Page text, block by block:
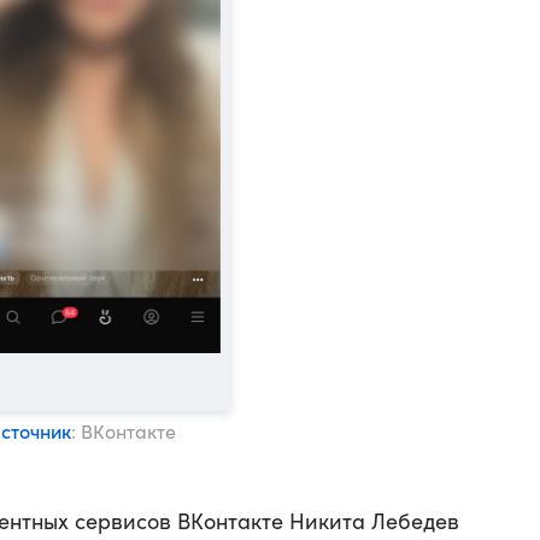
: ВКонтакте
сервисов ВКонтакте Никита Лебедев